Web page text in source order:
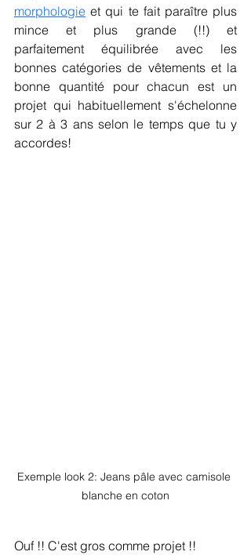
morphologie et qui te fait paraître plus
mince et plus grande (!!) et
parfaitement équilibrée avec les
bonnes catégories de vêtements et la
bonne quantité pour chacun est un
projet qui habituellement s'échelonne
sur 2 à 3 ans selon le temps que tu y
accordes!
Exemple look 2: Jeans pâle avec camisole
blanche en coton
Ouf !! C'est gros comme projet !!